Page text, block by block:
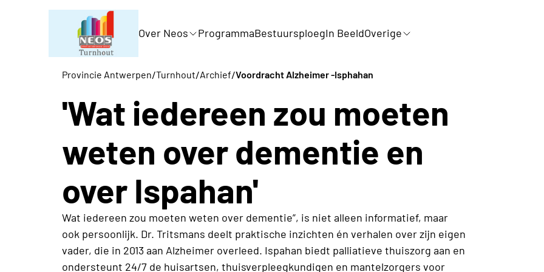
Over Neos ProgrammaBestuursploegIn BeeldOverige
Provincie Antwerpen/Turnhout/Archief/Voordracht Alzheimer -Isphahan
'Wat iedereen zou moeten
weten over dementie en
over Ispahan'
Wat iedereen zou moeten weten over dementie”, is niet alleen informatief, maar
ook persoonlijk. Dr. Tritsmans deelt praktische inzichten én verhalen over zijn eigen
vader, die in 2013 aan Alzheimer overleed. Ispahan biedt palliatieve thuiszorg aan en
ondersteunt 24/7 de huisartsen, thuisverpleegkundigen en mantelzorgers voor